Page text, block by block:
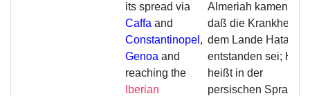
its spread via
Caffa and
Constantinopel ,
Genoa and
reaching the
Iberian
Almeriah kamen,
daß die Krankheit in
dem Lande Hata
entstanden sei; Hata
heißt in der
persischen Sprache